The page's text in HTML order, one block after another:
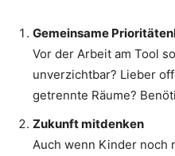
Gemeinsame
Vor der Arbeit am Tool
unverzichtbar? Lieber
getrennte Räume?
Zukunft mitdenken
Auch wenn Kinder noch